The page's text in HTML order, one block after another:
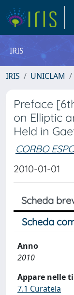
IRIS
IRIS UNICLAM
Preface
on Elliptic
Held in
CORBO
2010-01-01
Scheda
Scheda
Anno
2010
Appare nelle
7.1 Curatela